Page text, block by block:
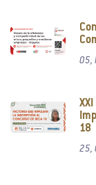
05,
18
25,